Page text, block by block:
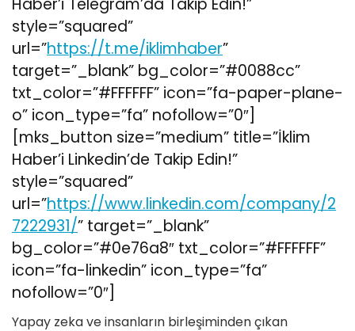
Haber’i Telegram’da Takip Edin!”
style=”squared”
url=”https://t.me/iklimhaber”
target=”_blank” bg_color=”#0088cc”
txt_color=”#FFFFFF” icon=”fa-paper-plane-
o” icon_type=”fa” nofollow=”0″]
[mks_button size=”medium” title=”İklim
Haber’i Linkedin’de Takip Edin!”
style=”squared”
url=”https://www.linkedin.com/company/2
7222931/” target=”_blank”
bg_color=”#0e76a8″ txt_color=”#FFFFFF”
icon=”fa-linkedin” icon_type=”fa”
nofollow=”0″]
Yapay zeka ve insanların birleşiminden çıkan